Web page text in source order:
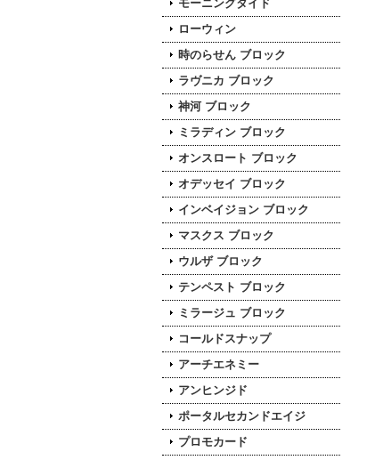
モーニングタイド
ローウィン
時のらせん ブロック
ラヴニカ ブロック
神河 ブロック
ミラディン ブロック
オンスロート ブロック
オデッセイ ブロック
インベイジョン ブロック
マスクス ブロック
ウルザ ブロック
テンペスト ブロック
ミラージュ ブロック
コールドスナップ
アーチエネミー
アンヒンジド
ポータルセカンドエイジ
プロモカード